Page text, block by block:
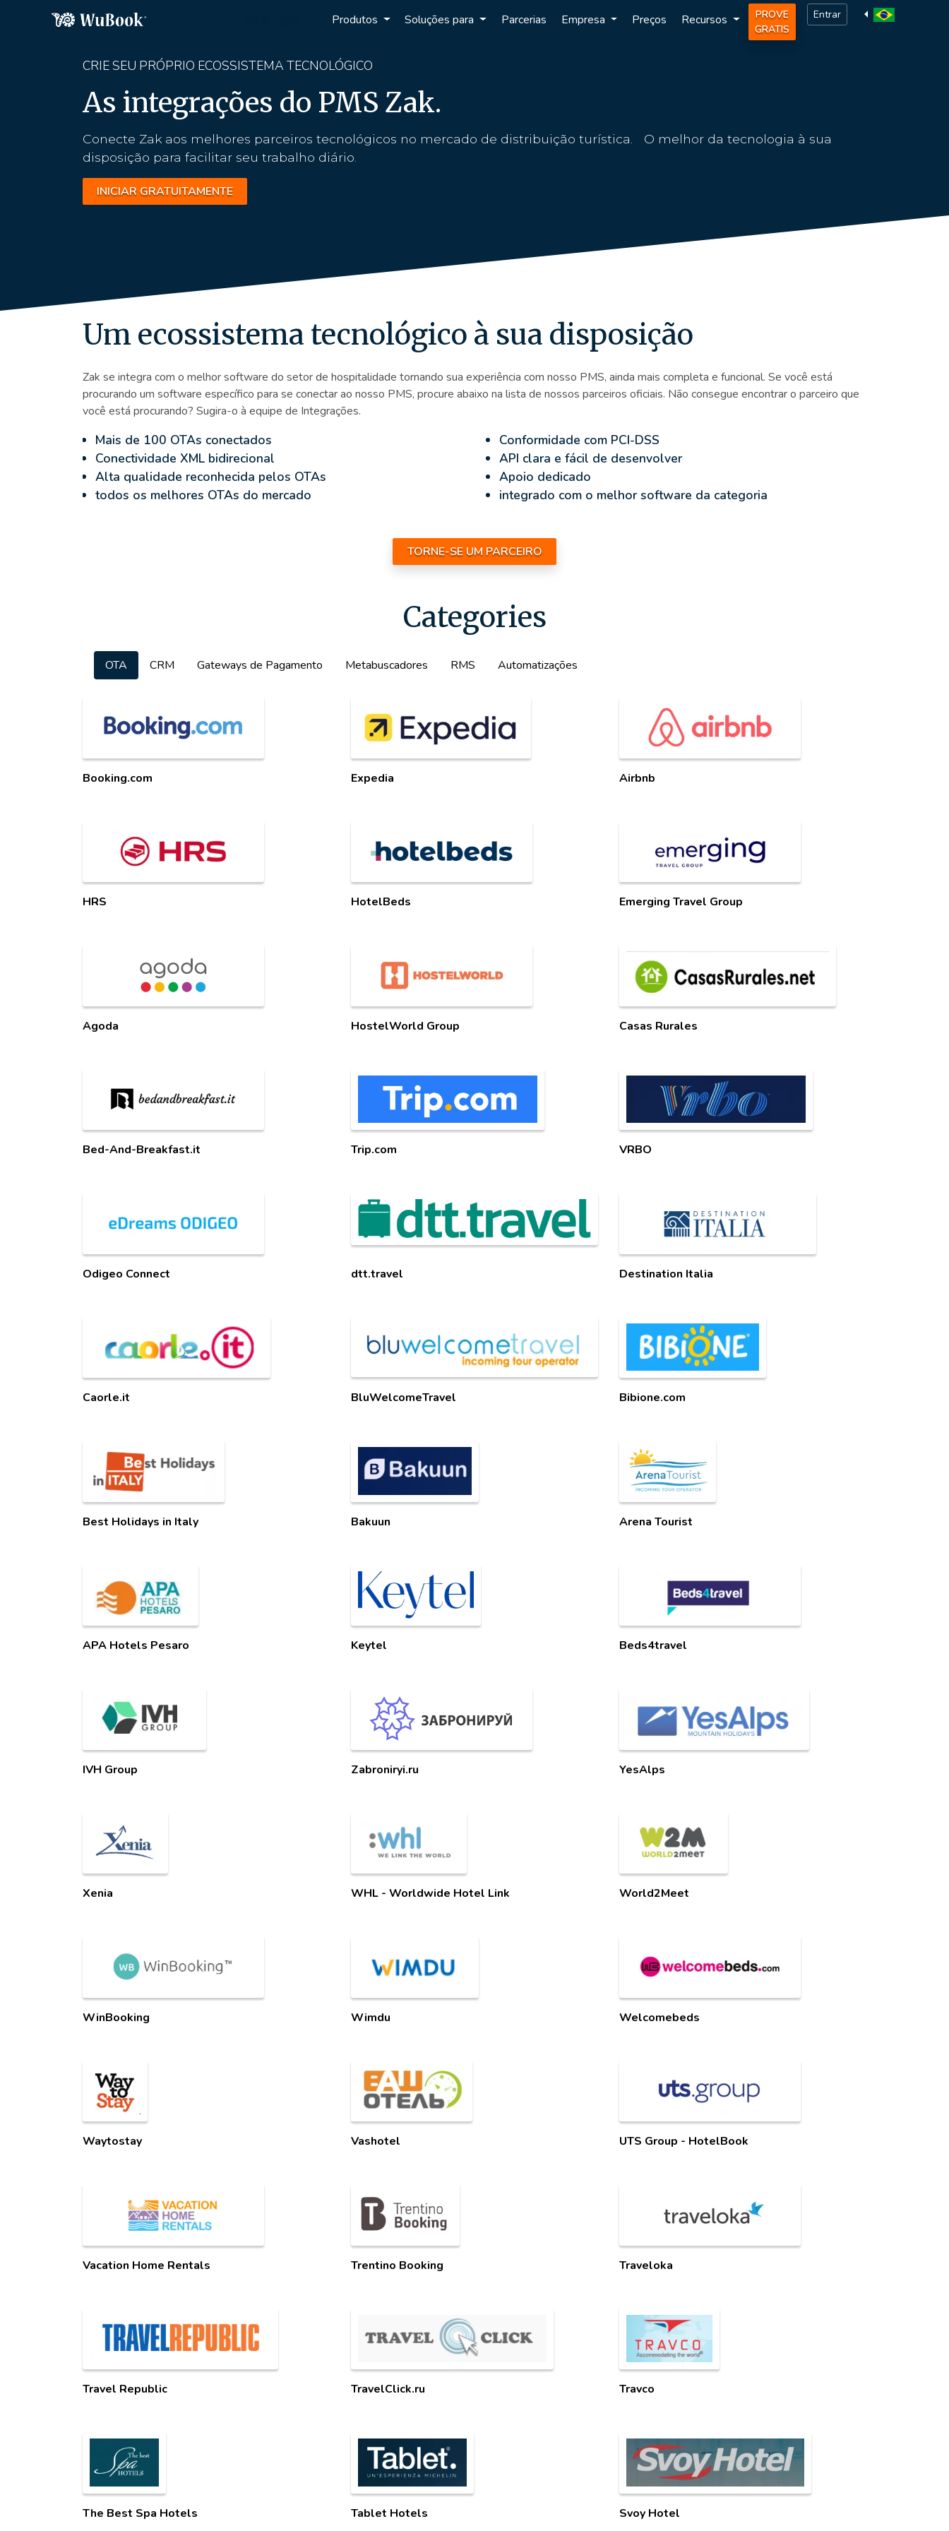
Produtos Soluções para Parcerias Empresa Preços Recursos
PROVE
GRATIS
Entrar
CRIE SEU PRÓPRIO ECOSSISTEMA TECNOLÓGICO
As integrações do PMS Zak.
Conecte Zak aos melhores parceiros tecnológicos no mercado de distribuição turística. O melhor da tecnologia à sua
disposição para facilitar seu trabalho diário.
INICIAR GRATUITAMENTE
Um ecossistema tecnológico à sua disposição
Zak se integra com o melhor software do setor de hospitalidade tornando sua experiência com nosso PMS, ainda mais completa e funcional. Se você está
procurando um software específico para se conectar ao nosso PMS, procure abaixo na lista de nossos parceiros oficiais. Não consegue encontrar o parceiro que
você está procurando? Sugira-o à equipe de Integrações.
Mais de 100 OTAs conectados
Conectividade XML bidirecional
Alta qualidade reconhecida pelos OTAs
todos os melhores OTAs do mercado
Conformidade com PCI-DSS
API clara e fácil de desenvolver
Apoio dedicado
integrado com o melhor software da categoria
TORNE-SE UM PARCEIRO
Categories
OTA CRM Gateways de Pagamento Metabuscadores RMS Automatizações
Booking.com Expedia Airbnb
HRS HotelBeds Emerging Travel Group
Agoda HostelWorld Group Casas Rurales
Bed-And-Breakfast.it Trip.com VRBO
Odigeo Connect dtt.travel Destination Italia
Caorle.it BluWelcomeTravel Bibione.com
Best Holidays in Italy Bakuun Arena Tourist
APA Hotels Pesaro Keytel Beds4travel
IVH Group Zabroniryi.ru YesAlps
Xenia WHL - Worldwide Hotel Link World2Meet
WinBooking Wimdu Welcomebeds
Waytostay Vashotel UTS Group - HotelBook
Vacation Home Rentals Trentino Booking Traveloka
Travel Republic TravelClick.ru Travco
The Best Spa Hotels Tablet Hotels Svoy Hotel